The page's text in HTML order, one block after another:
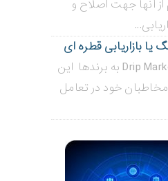
از آنها جهت اصلاح و
یا بازاریابی قطره ای
بازاریابی قطره ای Drip Marketing به برندها این
خود در تعامل